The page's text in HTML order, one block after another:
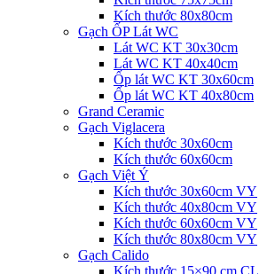
Kích thước 80x80cm
Gạch ỐP Lát WC
Lát WC KT 30x30cm
Lát WC KT 40x40cm
Ốp lát WC KT 30x60cm
Ốp lát WC KT 40x80cm
Grand Ceramic
Gạch Viglacera
Kích thước 30x60cm
Kích thước 60x60cm
Gạch Việt Ý
Kích thước 30x60cm VY
Kích thước 40x80cm VY
Kích thước 60x60cm VY
Kích thước 80x80cm VY
Gạch Calido
Kích thước 15×90 cm CL